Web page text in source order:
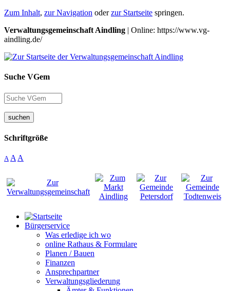
Zum Inhalt, zur Navigation oderzur Startseite springen.
Verwaltungsgemeinschaft Aindling | Online: https://www.vg-
aindling.de/
Suche VGem
suchen
Schriftgröße
A A A
Bürgerservice
Was erledige ich wo
online Rathaus & Formulare
Planen / Bauen
Finanzen
Ansprechpartner
Verwaltungsgliederung